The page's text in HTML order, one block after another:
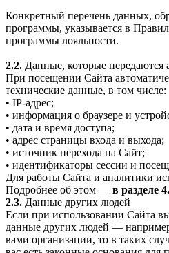
Конкретный перечень данных,
программы, указывается в
программы лояльности.
2.2. Данные, которые передаются
При посещении Сайта
технические данные, в том числе:
• IP-адрес;
• информация о браузере и
• дата и время доступа;
• адрес страницы входа и выхода;
• источник перехода на Сайт;
• идентификаторы сессии и
Для работы Сайта и аналитики
Подробнее об этом — в разделе 4.
2.3. Данные других людей
Если при использовании Сайта
данные других людей —
вами организации, то в таких